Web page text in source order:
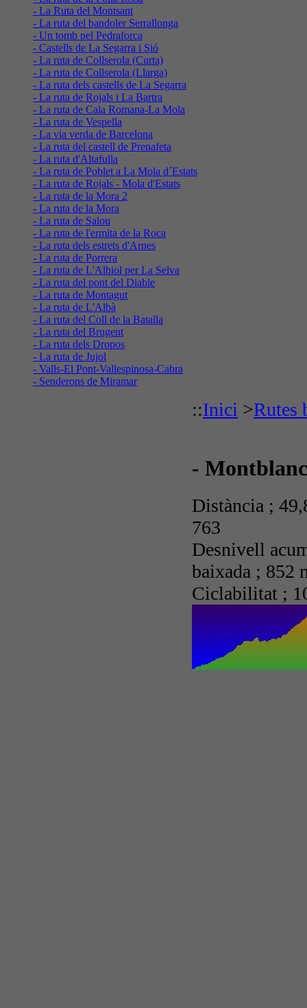
- La Ruta del Montsant
- La ruta del bandoler Serrallonga
- Un tomb pel Pedraforca
- Castells de La Segarra i Sió
- La ruta de Collserola (Curta)
- La ruta de Collserola (Llarga)
- La ruta dels castells de La Segarra
- La ruta de Rojals i La Bartra
- La ruta de Cala Romana-La Mola
- La ruta de Vespella
- La via verda de Barcelona
- La ruta del castell de Prenafeta
- La ruta d'Altafulla
- La ruta de Poblet a La Mola d´Estats
- La ruta de Rojals - Mola d'Estats
- La ruta de la Mora 2
- La ruta de la Mora
- La ruta de Salou
- La ruta de l'ermita de la Roca
- La ruta dels estrets d'Arnes
- La ruta de Porrera
- La ruta de L'Albiol per La Selva
- La ruta del pont del Diable
- La ruta de Montagut
- La ruta de L'Albà
- La ruta del Coll de la Batalla
- La ruta del Brugent
- La ruta dels Dropos
- La ruta de Jujol
- Valls-El Pont-Vallespinosa-Cabra
- Senderons de Miramar
::Inici >Rutes
-
Distància ;
763
Desnivell
baixada ; 852
Ciclabilitat ;